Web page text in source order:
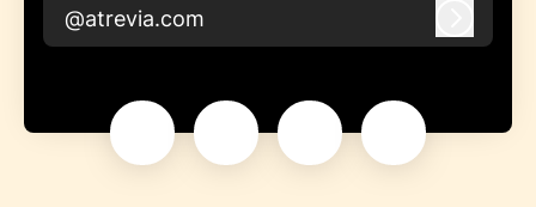
@atrevia.com